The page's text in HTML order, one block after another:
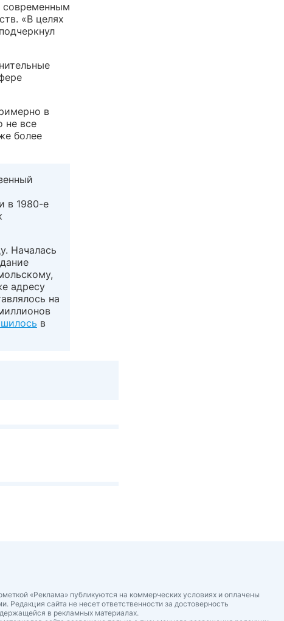
современным
«В целях
в
не все
более
в 1980-е
Началась
адресу
на
в
«Реклама» публикуются на коммерческих условиях и оплачены
Редакция сайта не несет ответственности за достоверность
в рекламных материалах.